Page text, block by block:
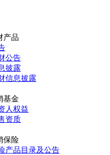
产品
公告
披露
信息披露
基金
人权益
资质
保险
产品目录及公告